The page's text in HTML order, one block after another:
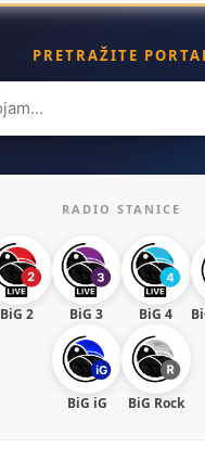
PRETRAŽITE
RADIO STANICE
BiG 2 BiG 3 BiG 4
BiG iG BiG Rock